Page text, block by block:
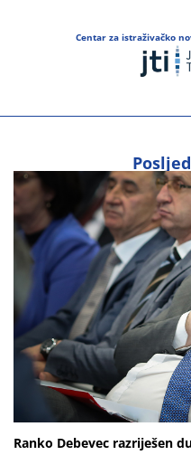
Centar za istraživačko
Ranko Debevec razriješen